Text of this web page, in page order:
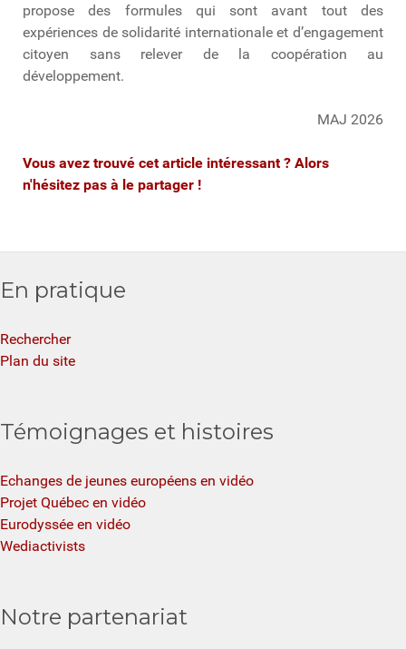
propose des formules qui sont avant tout des
expériences de solidarité internationale et d’engagement
citoyen sans relever de la coopération au
développement.
MAJ 2026
Vous avez trouvé cet article intéressant ? Alors
n'hésitez pas à le partager !
En pratique
Rechercher
Plan du site
Témoignages et histoires
Echanges de jeunes européens en vidéo
Projet Québec en vidéo
Eurodyssée en vidéo
Wediactivists
Notre partenariat